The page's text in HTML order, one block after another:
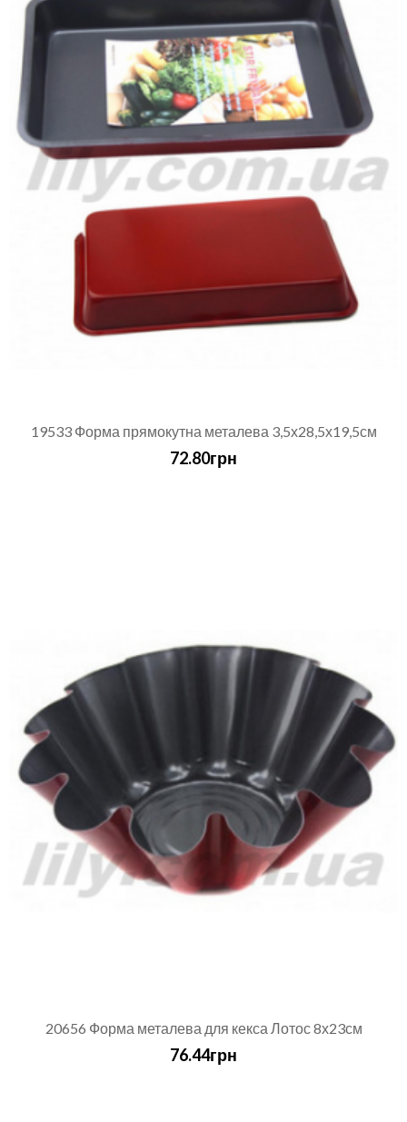
19533 Форма прямокутна металева 3,5х28,5х19,5см
72.80грн
20656 Форма металева для кекса Лотос 8х23см
76.44грн